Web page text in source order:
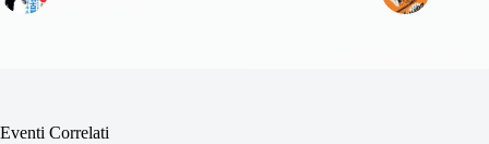
Eventi Correlati